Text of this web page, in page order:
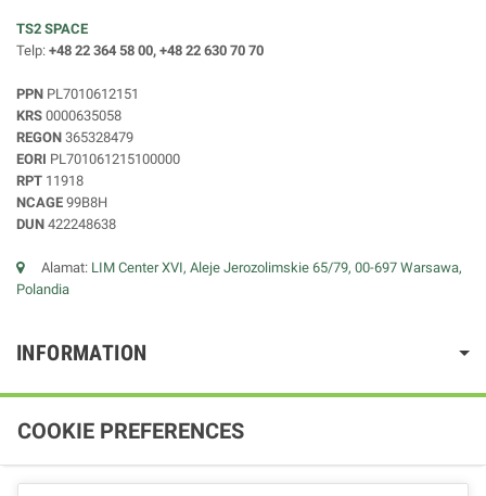
TS2 SPACE
Telp: +48 22 364 58 00, +48 22 630 70 70
PPN PL7010612151
KRS 0000635058
REGON 365328479
EORI PL701061215100000
RPT 11918
NCAGE 99B8H
DUN 422248638
Alamat: LIM Center XVI, Aleje Jerozolimskie 65/79, 00-697 Warsawa,
Polandia
INFORMATION
COOKIE PREFERENCES